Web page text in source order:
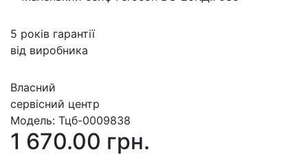
5 років гарантії
від виробника
Власний
сервісний центр
Модель: Тцб-0009838
1 670.00 грн.